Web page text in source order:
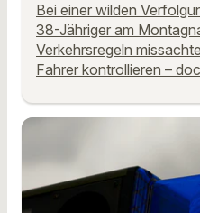
Bei einer wilden
38-Jähriger am
Verkehrsregeln
Fahrer kontrollieren –